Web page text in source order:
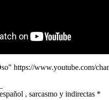
https://www.youtube.com/
, sarcasmo y indirectas *